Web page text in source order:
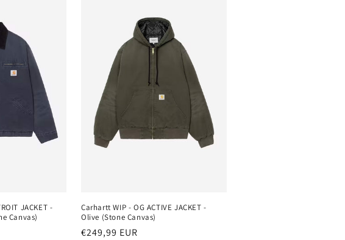
JACKET -
Canvas)
Carhartt WIP - OG ACTIVE JACKET -
Olive (Stone Canvas)
Normaler
€249,99 EUR